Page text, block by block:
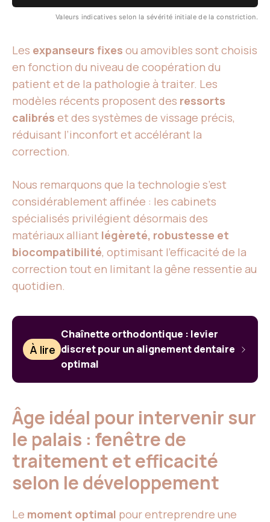
Valeurs indicatives selon la sévérité initiale de la constriction.
Les expanseurs fixes ou amovibles sont choisis
en fonction du niveau de coopération du
patient et de la pathologie à traiter. Les
modèles récents proposent des ressorts
calibrés et des systèmes de vissage précis,
réduisant l’inconfort et accélérant la
correction.
Nous remarquons que la technologie s’est
considérablement affinée : les cabinets
spécialisés privilégient désormais des
matériaux alliant légèreté, robustesse et
biocompatibilité, optimisant l’efficacité de la
correction tout en limitant la gêne ressentie au
quotidien.
À lire
Chaînette orthodontique : levier
discret pour un alignement dentaire
optimal
Âge idéal pour intervenir sur
le palais : fenêtre de
traitement et efficacité
selon le développement
Le moment optimal pour entreprendre une